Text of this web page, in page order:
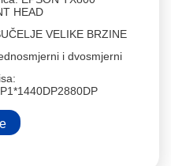
HEAD
VELIKE BRZINE
i dvosmjerni